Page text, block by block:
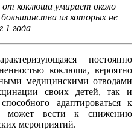
коклюша умирает около
из которых не
1 года
постоянно
коклюша, вероятно
медицинскими отводами
своих детей, так и
адаптироваться к
может вести к снижению
мероприятий.